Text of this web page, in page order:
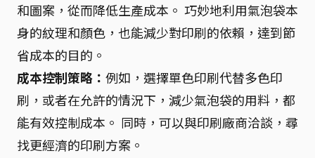
和圖案，從而降低生產成本。 巧妙地利用氣泡袋本
身的紋理和顏色，也能減少對印刷的依賴，達到節
省成本的目的。
成本控制策略： 例如，選擇單色印刷代替多色印
刷，或者在允許的情況下，減少氣泡袋的用料，都
能有效控制成本。 同時，可以與印刷廠商洽談，尋
找更經濟的印刷方案。